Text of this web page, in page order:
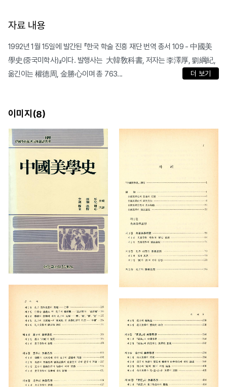
자료 내용
1992년 1월 15일에 발간된 『한국 학술 진흥 재단 번역 총서 109 - 中國美
學史(중국미학사)』이다. 발행사는 大韓敎科書, 저자는 李澤厚, 劉綱紀,
옮긴이는 權德周, 金勝心이며 총 763...
더 보기
이미지(8)